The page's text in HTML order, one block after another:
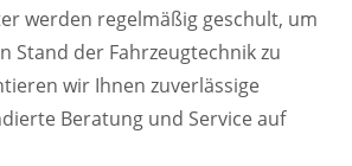
werden regelmäßig geschult, um
Stand der Fahrzeugtechnik zu
wir Ihnen zuverlässige
Beratung und Service auf